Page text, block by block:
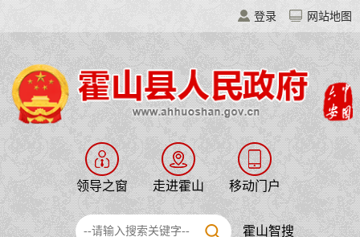
登录 网站地图
领导之窗 走进霍山 移动门户
霍山智搜